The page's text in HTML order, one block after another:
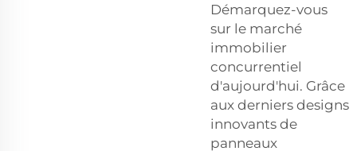
Démarquez-vous
sur le marché
immobilier
concurrentiel
d'aujourd'hui. Grâce
aux derniers designs
innovants de
panneaux